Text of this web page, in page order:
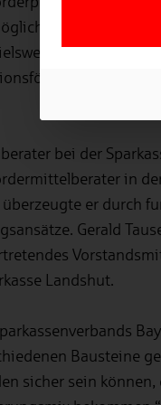
oder
bei der
in
er durch
Gerald
Landshut.
Bausteine
sicher sein können,